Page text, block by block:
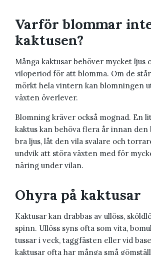
Varför blommar
kaktusen?
Många kaktusar behöver mycket ljus
viloperiod för att blomma. Om de
mörkt hela vintern kan blomningen
växten överlever.
Blomning kräver också mognad. En
kaktus kan behöva flera år innan den
bra ljus, låt den vila svalare och
undvik att störa växten med för
näring under vilan.
Ohyra på kaktusar
Kaktusar kan drabbas av ullöss,
spinn. Ullöss syns ofta som vita,
tussar i veck, taggfästen eller vid
kaktusar ofta har många små